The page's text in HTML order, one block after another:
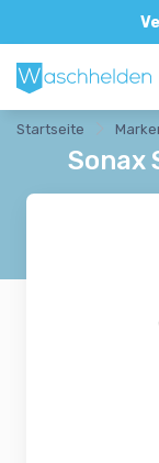
Startseite
Sonax